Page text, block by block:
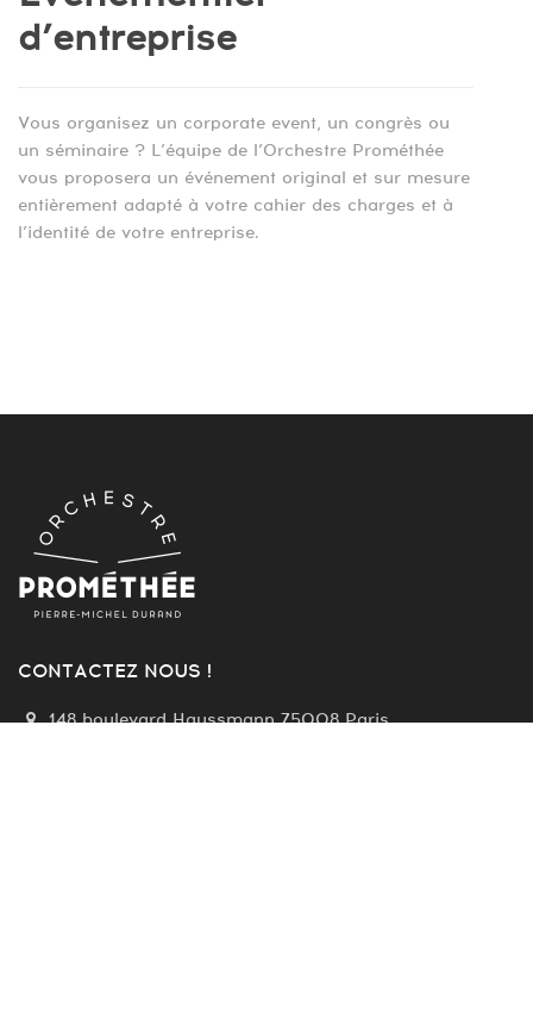
d’entreprise
Vous organisez un corporate event, un congrès ou
un séminaire ? L’équipe de l’Orchestre Prométhée
vous proposera un événement original et sur mesure
entièrement adapté à votre cahier des charges et à
l’identité de votre entreprise.
CONTACTEZ NOUS !
148 boulevard Haussmann 75008 Paris